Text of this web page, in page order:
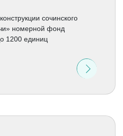
сочинского
номерной фонд
1200 единиц